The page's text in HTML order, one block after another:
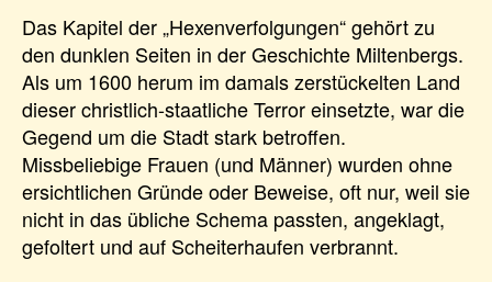
Das Kapitel der „Hexenverfolgungen“ gehört zu
den dunklen Seiten in der Geschichte Miltenbergs.
Als um 1600 herum im damals zerstückelten Land
dieser christlich-staatliche Terror einsetzte, war die
Gegend um die Stadt stark betroffen.
Missbeliebige Frauen (und Männer) wurden ohne
ersichtlichen Gründe oder Beweise, oft nur, weil sie
nicht in das übliche Schema passten, angeklagt,
gefoltert und auf Scheiterhaufen verbrannt.